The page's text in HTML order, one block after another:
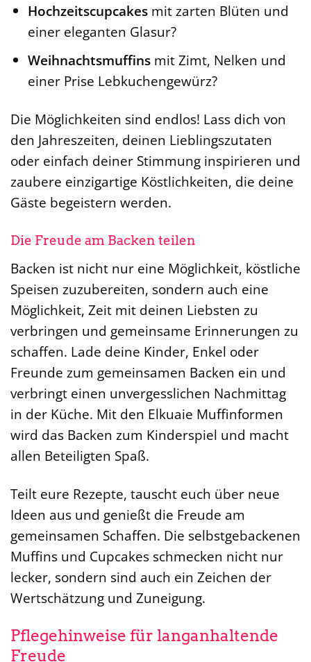
Hochzeitscupcakesmit zarten Blüten und
einer eleganten Glasur?
Weihnachtsmuffinsmit Zimt, Nelken und
einer Prise Lebkuchengewürz?
Die Möglichkeiten sind endlos! Lass dich von
den Jahreszeiten, deinen Lieblingszutaten
oder einfach deiner Stimmung inspirieren und
zaubere einzigartige Köstlichkeiten, die deine
Gäste begeistern werden.
Die Freude am Backen teilen
Backen ist nicht nur eine Möglichkeit, köstliche
Speisen zuzubereiten, sondern auch eine
Möglichkeit, Zeit mit deinen Liebsten zu
verbringen und gemeinsame Erinnerungen zu
schaffen. Lade deine Kinder, Enkel oder
Freunde zum gemeinsamen Backen ein und
verbringt einen unvergesslichen Nachmittag
in der Küche. Mit den Elkuaie Muffinformen
wird das Backen zum Kinderspiel und macht
allen Beteiligten Spaß.
Teilt eure Rezepte, tauscht euch über neue
Ideen aus und genießt die Freude am
gemeinsamen Schaffen. Die selbstgebackenen
Muffins und Cupcakes schmecken nicht nur
lecker, sondern sind auch ein Zeichen der
Wertschätzung und Zuneigung.
Pflegehinweise für langanhaltende
Freude